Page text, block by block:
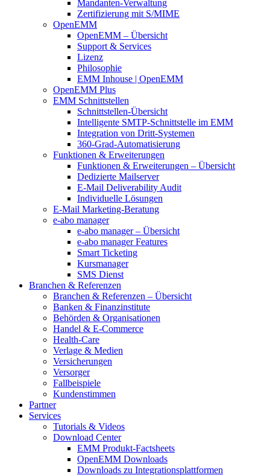
Mandanten-Verwaltung
Zertifizierung mit S/MIME
OpenEMM
OpenEMM – Übersicht
Support & Services
Lizenz
Philosophie
EMM Inhouse | OpenEMM
OpenEMM Plus
EMM Schnittstellen
Schnittstellen-Übersicht
Intelligente SMTP-Schnittstelle im EMM
Integration von Dritt-Systemen
360-Grad-Automatisierung
Funktionen & Erweiterungen
Funktionen & Erweiterungen – Übersicht
Dedizierte Mailserver
E-Mail Deliverability Audit
Individuelle Lösungen
E-Mail Marketing-Beratung
e-abo manager
e-abo manager – Übersicht
e-abo manager Features
Smart Ticketing
Kursmanager
SMS Dienst
Branchen & Referenzen
Branchen & Referenzen – Übersicht
Banken & Finanzinstitute
Behörden & Organisationen
Handel & E-Commerce
Health-Care
Verlage & Medien
Versicherungen
Versorger
Fallbeispiele
Kundenstimmen
Partner
Services
Tutorials & Videos
Download Center
EMM Produkt-Factsheets
OpenEMM Downloads
Downloads zu Integrationsplattformen